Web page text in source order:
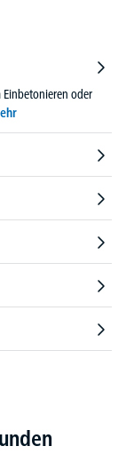
Einbetonieren oder